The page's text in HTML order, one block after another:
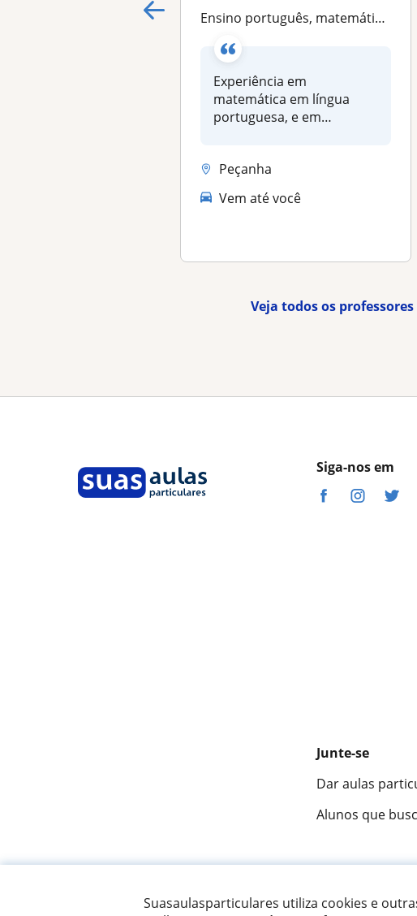
Suasaulasparticulares utiliza cookies e
Ensino português, matemática e espanhol
Experiência em
matemática em língua
portuguesa, e em
Peçanha
Vem até você
Veja todos os
Siga-nos em
Junte-se
Dar aulas
Alunos que